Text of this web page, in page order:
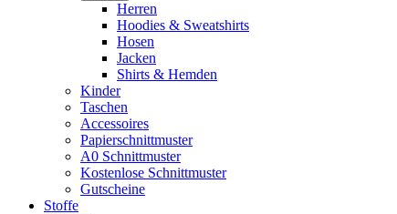
Herren
Hoodies & Sweatshirts
Hosen
Jacken
Shirts & Hemden
Kinder
Taschen
Accessoires
Papierschnittmuster
A0 Schnittmuster
Kostenlose Schnittmuster
Gutscheine
Stoffe